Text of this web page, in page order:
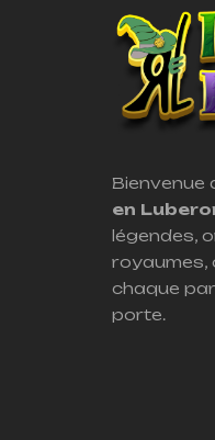
Bienvenue
en
légendes,
royaumes,
chaque
porte.